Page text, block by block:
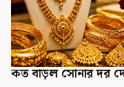
কত বাড়ল সোনার দর